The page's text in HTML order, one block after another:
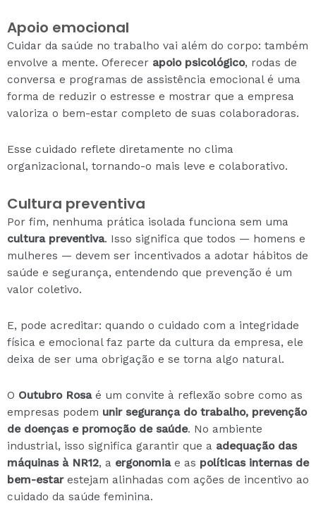
Apoio emocional
Cuidar da saúde no trabalho vai além do corpo: também
envolve a mente. Oferecer apoio psicológico, rodas de
conversa e programas de assistência emocional é uma
forma de reduzir o estresse e mostrar que a empresa
valoriza o bem-estar completo de suas colaboradoras.
Esse cuidado reflete diretamente no clima
organizacional, tornando-o mais leve e colaborativo.
Cultura preventiva
Por fim, nenhuma prática isolada funciona sem uma
cultura preventiva. Isso significa que todos — homens e
mulheres — devem ser incentivados a adotar hábitos de
saúde e segurança, entendendo que prevenção é um
valor coletivo.
E, pode acreditar: quando o cuidado com a integridade
física e emocional faz parte da cultura da empresa, ele
deixa de ser uma obrigação e se torna algo natural.
O Outubro Rosaé um convite à reflexão sobre como as
empresas podem unir segurança do trabalho, prevenção
de doenças e promoção de saúde. No ambiente
industrial, isso significa garantir que a adequação das
máquinas à NR12, a ergonomiae as políticas internas de
bem-estarestejam alinhadas com ações de incentivo ao
cuidado da saúde feminina.